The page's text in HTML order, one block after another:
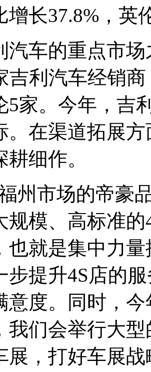
增长37.8%，英
汽车的重点市
吉利汽车经销
5家。今年，吉
。在渠道拓展
细作。
州市场的帝豪
规模、高标准
也就是集中力
步提升4S店的
意度。同时，
我们会举行大型
展，打好车展